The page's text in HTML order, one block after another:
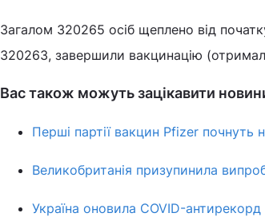
Загалом 320265 осіб щеплено від
320263, завершили вакцинацію
Вас також можуть зацікавити
Перші партії вакцин Pfizer
Великобританія призупинила
Україна оновила COVID-